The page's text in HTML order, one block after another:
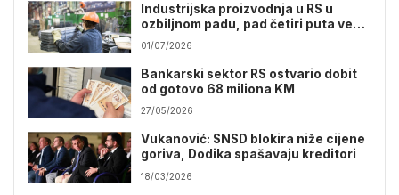
Industrijska proizvodnja u RS u
ozbiljnom padu, pad četiri puta veći
nego lani
01/07/2026
Bankarski sektor RS ostvario dobit
od gotovo 68 miliona KM
27/05/2026
Vukanović: SNSD blokira niže cijene
goriva, Dodika spašavaju kreditori
18/03/2026